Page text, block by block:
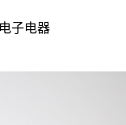
电子电器